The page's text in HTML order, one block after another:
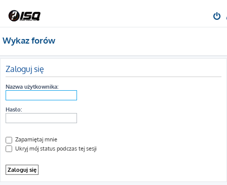
Wykaz forów
Zaloguj się
Nazwa użytkownika:
Hasło:
Zapamiętaj mnie
Ukryj mój status podczas tej sesji